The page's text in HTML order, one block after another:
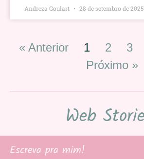
Andreza Goulart 28 de setembro de 2025
« Anterior 1 2 3
Próximo »
Web
Escreva pra mim!